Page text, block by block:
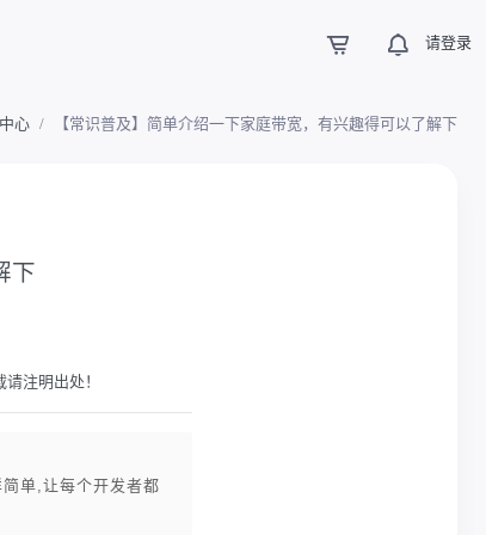
请登录
心 【常识普及】简单介绍一下家庭带宽，有兴趣得可以了解下
下
注明出处！
单,让每个开发者都